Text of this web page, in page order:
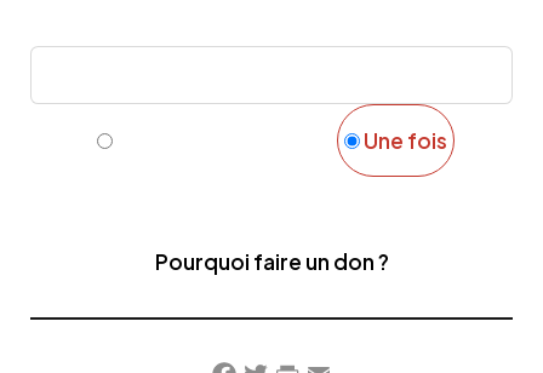
Une fois
Mensuel
Pourquoi faire un don ?